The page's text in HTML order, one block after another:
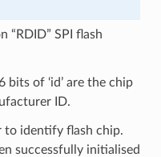
“RDID” SPI flash
bits of ‘id’ are the chip
ID.
identify flash chip.
successfully initialised